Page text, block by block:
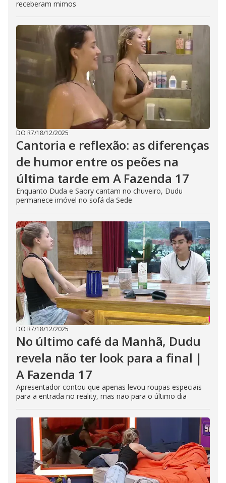
receberam mimos
DO R7/18/12/2025
Cantoria e reflexão: as diferenças
de humor entre os peões na
última tarde em A Fazenda 17
Enquanto Duda e Saory cantam no chuveiro, Dudu
permanece imóvel no sofá da Sede
DO R7/18/12/2025
No último café da Manhã, Dudu
revela não ter look para a final |
A Fazenda 17
Apresentador contou que apenas levou roupas especiais
para a entrada no reality, mas não para o último dia